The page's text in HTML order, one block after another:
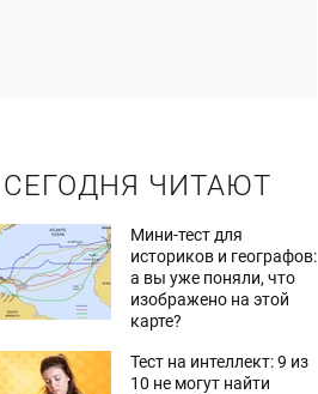
СЕГОДНЯ ЧИТАЮТ
Мини-тест для
историков и географов:
а вы уже поняли, что
изображено на этой
карте?
Тест на интеллект: 9 из
10 не могут найти